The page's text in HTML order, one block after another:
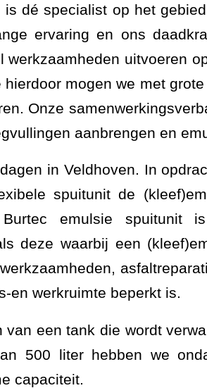
is dé specialist op het
ervaring en ons
werkzaamheden uitvoeren
mogen we met
Onze
aanbrengen en
in Veldhoven. In
spuitunit de
emulsie spuitunit
deze waarbij een
en werkruimte beperkt is.
van een tank die wordt
500 liter hebben we
capaciteit.